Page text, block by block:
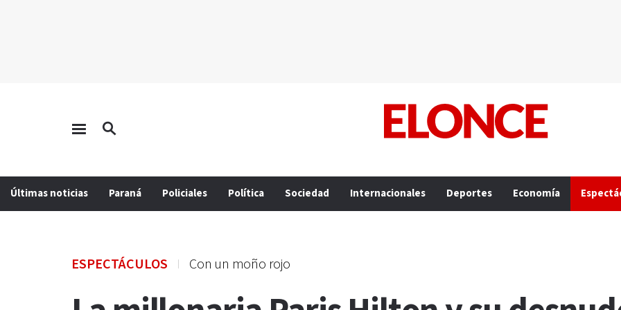
Últimas noticias Paraná Policiales Política Sociedad Internacionales Deportes Economía
ESPECTÁCULOS Con un moño rojo